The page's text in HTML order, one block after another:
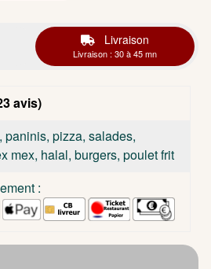
Livraison
Livraison : 30 à 45 mn
avis)
paninis, pizza, salades,
mex, halal, burgers, poulet frit
: